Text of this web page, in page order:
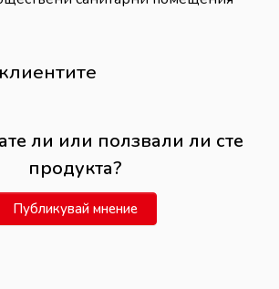
ли или ползвали ли сте
продукта?
Публикувай мнение